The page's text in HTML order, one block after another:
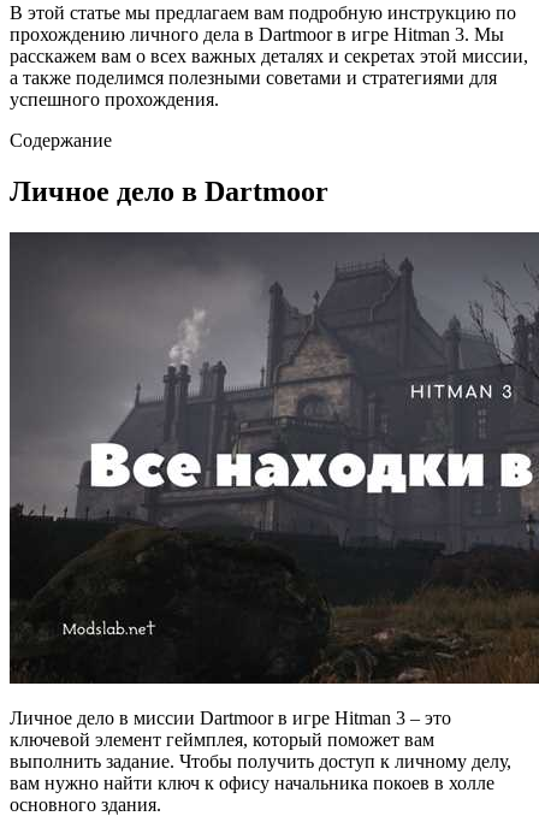
В этой статье мы предлагаем вам подробную инструкцию по
прохождению личного дела в Dartmoor в игре Hitman 3. Мы
расскажем вам о всех важных деталях и секретах этой миссии,
а также поделимся полезными советами и стратегиями для
успешного прохождения.
Содержание
Личное дело в Dartmoor
Личное дело в миссии Dartmoor в игре Hitman 3 – это
ключевой элемент геймплея, который поможет вам
выполнить задание. Чтобы получить доступ к личному делу,
вам нужно найти ключ к офису начальника покоев в холле
основного здания.